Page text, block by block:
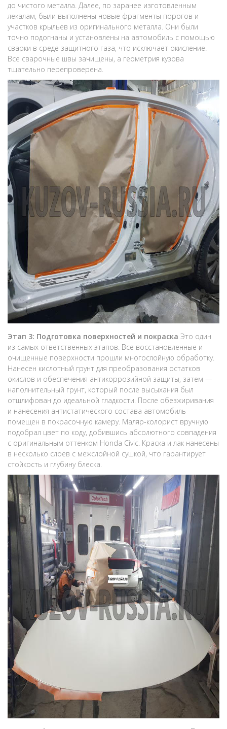
до чистого металла. Далее, по заранее изготовленным
лекалам, были выполнены новые фрагменты порогов и
участков крыльев из оригинального металла. Они были
точно подогнаны и установлены на автомобиль с помощью
сварки в среде защитного газа, что исключает окисление.
Все сварочные швы зачищены, а геометрия кузова
тщательно перепроверена.
Этап 3: Подготовка поверхностей и покраска Это один
из самых ответственных этапов. Все восстановленные и
очищенные поверхности прошли многослойную обработку.
Нанесен кислотный грунт для преобразования остатков
окислов и обеспечения антикоррозийной защиты, затем —
наполнительный грунт, который после высыхания был
отшлифован до идеальной гладкости. После обезжиривания
и нанесения антистатического состава автомобиль
помещен в покрасочную камеру. Маляр-колорист вручную
подобрал цвет по коду, добившись абсолютного совпадения
с оригинальным оттенком Honda Civic. Краска и лак нанесены
в несколько слоев с межслойной сушкой, что гарантирует
стойкость и глубину блеска.